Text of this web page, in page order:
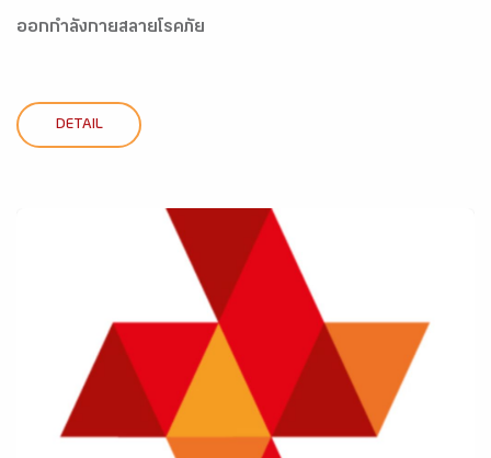
ออกกำลังกายสลายโรคภัย
DETAIL